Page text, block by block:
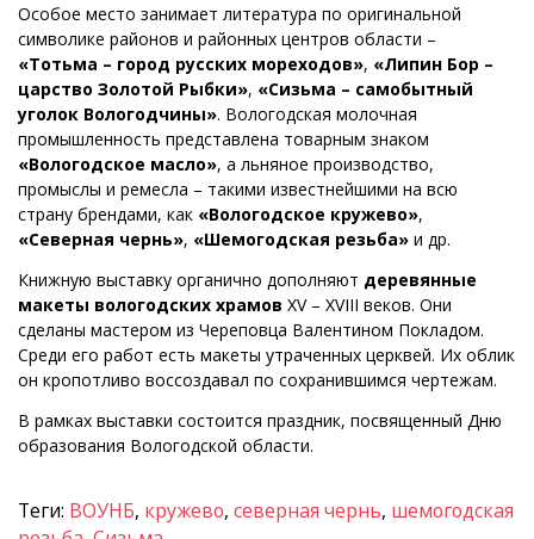
Особое место занимает литература по оригинальной
символике районов и районных центров области –
«Тотьма – город русских мореходов», «Липин Бор –
царство Золотой Рыбки», «Сизьма – самобытный
уголок Вологодчины». Вологодская молочная
промышленность представлена товарным знаком
«Вологодское масло», а льняное производство,
промыслы и ремесла – такими известнейшими на всю
страну брендами, как «Вологодское кружево»,
«Северная чернь», «Шемогодская резьба» и др.
Книжную выставку органично дополняют деревянные
макеты вологодских храмов XV – XVIII веков. Они
сделаны мастером из Череповца Валентином Покладом.
Среди его работ есть макеты утраченных церквей. Их облик
он кропотливо воссоздавал по сохранившимся чертежам.
В рамках выставки состоится праздник, посвященный Дню
образования Вологодской области.
Теги: ВОУНБ, кружево, северная чернь, шемогодская